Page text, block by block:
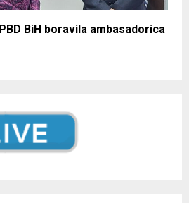
BiH boravila ambasadorica